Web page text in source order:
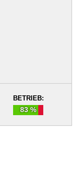
BETRIEB:
83 %